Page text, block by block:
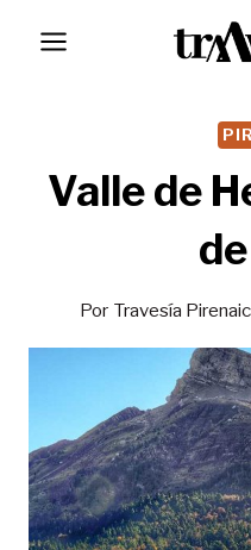
Valle de
Por Travesía